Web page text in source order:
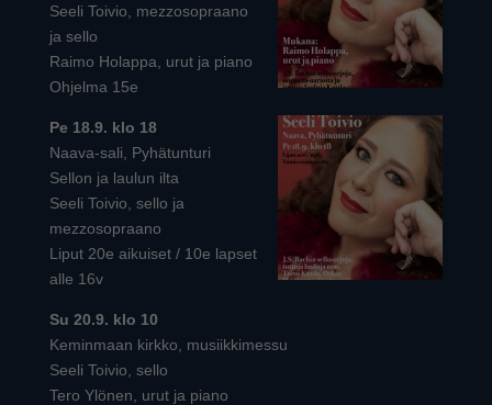
Seeli Toivio, mezzosopraano
ja sello
Raimo Holappa, urut ja piano
Ohjelma 15e
Pe 18.9. klo 18
Naava-sali, Pyhätunturi
Sellon ja laulun ilta
Seeli Toivio, sello ja
mezzosopraano
Liput 20e aikuiset / 10e lapset
alle 16v
Su 20.9. klo 10
Keminmaan kirkko, musiikkimessu
Seeli Toivio, sello
Tero Ylönen, urut ja piano